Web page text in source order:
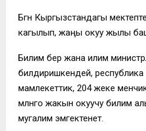
Бүгүн Кыргызстандагы
кагылып, жаңы окуу жылы
Билим берүү жана илим
билдиришкендей,
мамлекеттик, 204 жеке
млнго жакын окуучу билим
мугалим эмгектенет.